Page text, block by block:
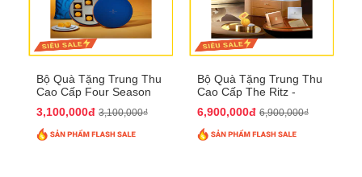
Bộ Quà Tặng Trung Thu
Cao Cấp Four Season
3,100,000đ 3,100,000₫
Bộ Quà Tặng Trung Thu
Cao Cấp The Ritz -
6,900,000đ 6,900,000₫